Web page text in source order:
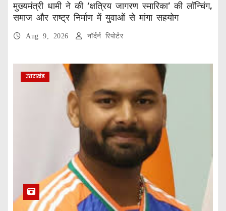
मुख्यमंत्री धामी ने की ‘क्षत्रिय जागरण स्मारिका’ की लॉन्चिंग,
समाज और राष्ट्र निर्माण में युवाओं से मांगा सहयोग
Aug 9, 2026 नॉर्दर्न रिपोर्टर
उत्तराखंड